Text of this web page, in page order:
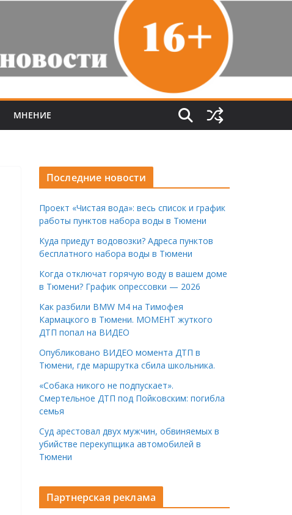
МНЕНИЕ
Последние новости
Проект «Чистая вода»: весь список и график
работы пунктов набора воды в Тюмени
Куда приедут водовозки? Адреса пунктов
бесплатного набора воды в Тюмени
Когда отключат горячую воду в вашем доме
в Тюмени? График опрессовки — 2026
Как разбили BMW M4 на Тимофея
Кармацкого в Тюмени. МОМЕНТ жуткого
ДТП попал на ВИДЕО
Опубликовано ВИДЕО момента ДТП в
Тюмени, где маршрутка сбила школьника.
«Собака никого не подпускает».
Смертельное ДТП под Пойковским: погибла
семья
Суд арестовал двух мужчин, обвиняемых в
убийстве перекупщика автомобилей в
Тюмени
Партнерская реклама